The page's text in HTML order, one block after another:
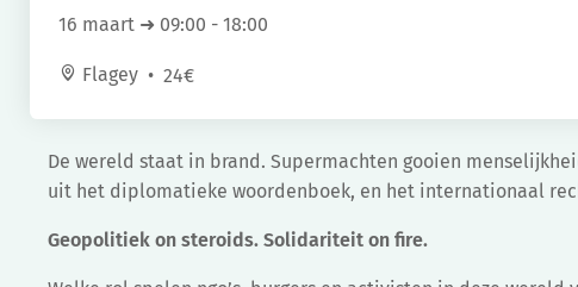
16 maart ➜ 09:00 -18:00
Flagey 24€
De wereld staat in brand. Supermachten gooien
uit het diplomatieke woordenboek, en het internationaal
Geopolitiek on steroids. Solidariteit on fire.